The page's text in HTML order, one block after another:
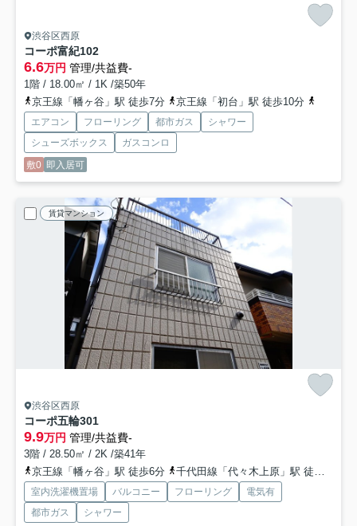
渋谷区西原
コーポ富紀102
6.6万円 管理/共益費-
1階 / 18.00㎡ / 1K /築50年
京王線「幡ヶ谷」駅 徒歩7分
京王線「初台」駅 徒歩10分
エアコン フローリング 都市ガス
シャワー
シューズボックス
ガスコンロ
敷0 即入居可
賃貸マンション
渋谷区西原
コーポ五輪301
9.9万円 管理/共益費-
3階 / 28.50㎡ / 2K /築41年
京王線「幡ヶ谷」駅 徒歩6分
千代田線「代々木上原」駅 徒歩14分
室内洗濯機置場 バルコニー フローリング
電気有
都市ガス
シャワー